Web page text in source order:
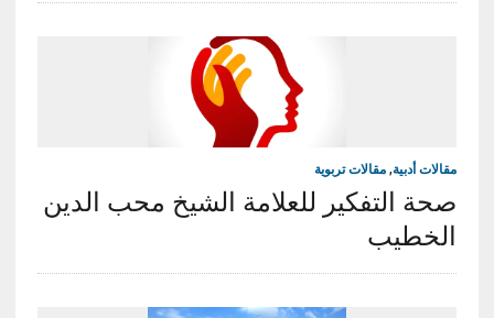
مقالات أدبية مقالات تربوية
صحة التفكير للعلامة الشيخ محب الدين
الخطيب